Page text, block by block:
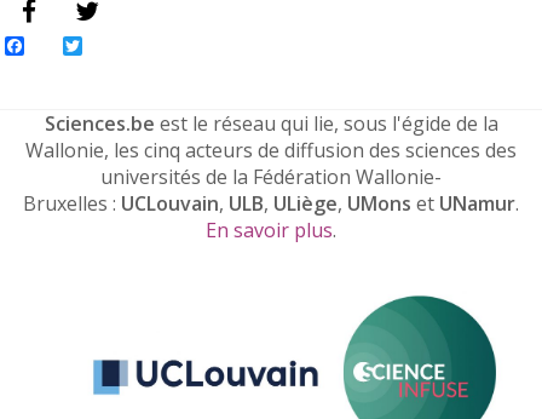
Facebook
Sciences.be est le réseau qui lie, sous l'égide de la
Wallonie, les cinq acteurs de diffusion des sciences des
universités de la Fédération Wallonie-
Bruxelles : UCLouvain, ULB, ULiège, UMons et UNamur.
En savoir plus.